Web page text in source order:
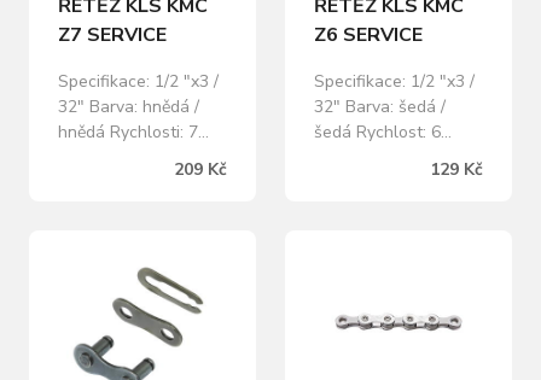
ŘETĚZ KLS KMC
Z7 SERVICE
Specifikace: 1/2 "x3 /
32" Barva: hnědá /
hnědá Rychlosti: 7
209 Kč
ŘETĚZ KLS KMC
Z6 SERVICE
Specifikace: 1/2 "x3 /
32" Barva: šedá /
šedá Rychlost: 6
129 Kč